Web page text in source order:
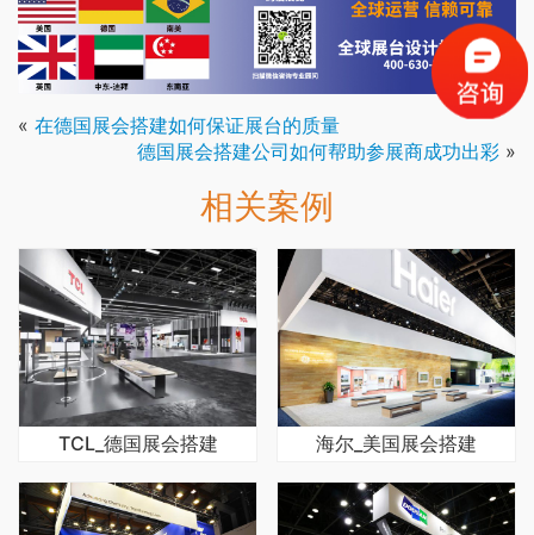
« 在德国展会搭建如何保证展台的质量
德国展会搭建公司如何帮助参展商成功出彩 »
相关案例
TCL_德国展会搭建 海尔_美国展会搭建